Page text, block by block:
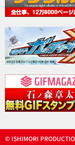
© ISHIMORI